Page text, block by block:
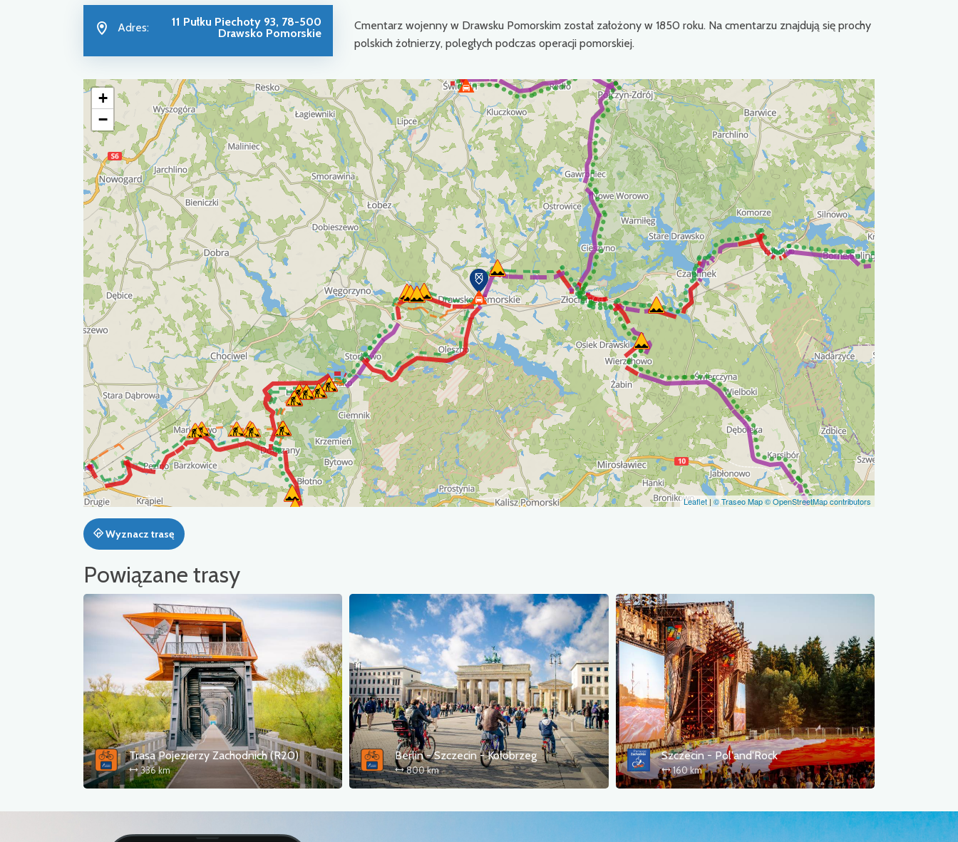
Adres:
11 Pułku Piechoty 93, 78-500
Drawsko Pomorskie
Cmentarz wojenny w Drawsku Pomorskim został założony w 1850 roku. Na cmentarzu znajdują się prochy
polskich żołnierzy, poległych podczas operacji pomorskiej.
+
−
Leaflet | © Traseo Map© OpenStreetMap contributors
Wyznacz trasę
Powiązane trasy
Trasa Pojezierzy Zachodnich (R20)
336 km
Berlin - Szczecin - Kołobrzeg
800 km
Szczecin - Pol'and'Rock
160 km